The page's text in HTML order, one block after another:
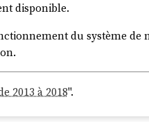
de OSTree par Flatpak
disponible.
du système de
2013 à 2018".